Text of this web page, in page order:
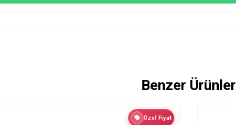
Benzer Ürünler
Özel Fiyat